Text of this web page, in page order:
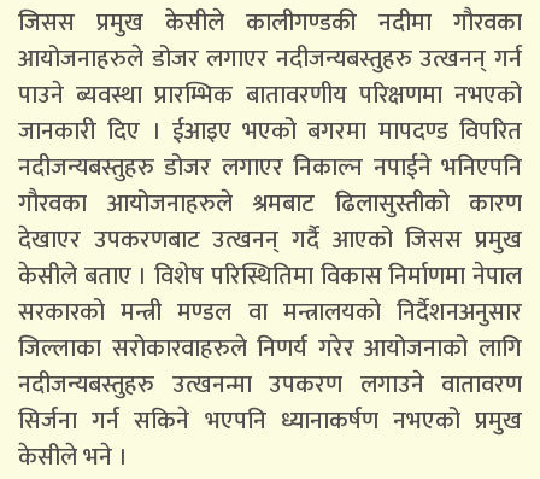
जिसस प्रमुख केसीले कालीगण्डकी नदीमा गौरवका
आयोजनाहरुले डोजर लगाएर नदीजन्यबस्तुहरु उत्खनन् गर्न
पाउने ब्यवस्था प्रारम्भिक बातावरणीय परिक्षणमा नभएको
जानकारी दिए । ईआइए भएको बगरमा मापदण्ड विपरित
नदीजन्यबस्तुहरु डोजर लगाएर निकाल्न नपाईने भनिएपनि
गौरवका आयोजनाहरुले श्रमबाट ढिलासुस्तीको कारण
देखाएर उपकरणबाट उत्खनन् गर्दै आएको जिसस प्रमुख
केसीले बताए । विशेष परिस्थितिमा विकास निर्माणमा नेपाल
सरकारको मन्त्री मण्डल वा मन्त्रालयको निर्दैशनअनुसार
जिल्लाका सरोकारवाहरुले निणर्य गरेर आयोजनाको लागि
नदीजन्यबस्तुहरु उत्खनन्मा उपकरण लगाउने वातावरण
सिर्जना गर्न सकिने भएपनि ध्यानाकर्षण नभएको प्रमुख
केसीले भने ।